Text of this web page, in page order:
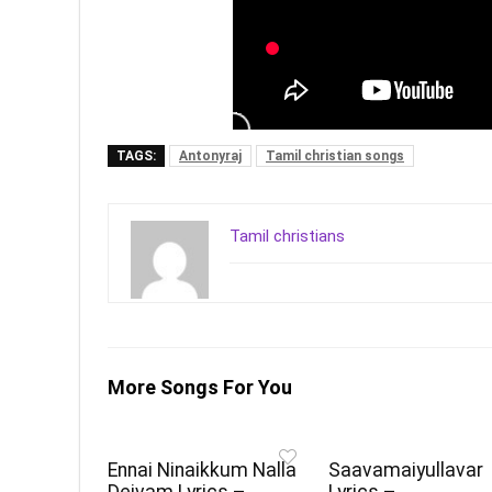
TAGS: Antonyraj Tamil christian songs
Tamil christians
More Songs For You
Ennai Ninaikkum Nalla
Saavamaiyullavar